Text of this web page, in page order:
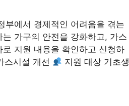
부에서 경제적인 어려움을 겪는
가구의 안전을 강화하고, 가스
지원 내용을 확인하고 신청하
스시설 개선
지원 대상 기초생